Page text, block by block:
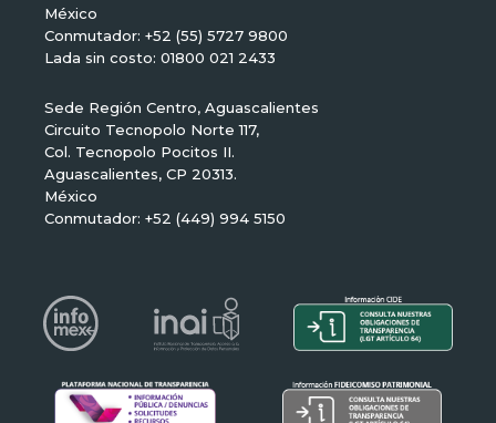
México
Conmutador: +52 (55) 5727 9800
Lada sin costo: 01800 021 2433
Sede Región Centro, Aguascalientes
Circuito Tecnopolo Norte 117,
Col. Tecnopolo Pocitos II.
Aguascalientes, CP 20313.
México
Conmutador: +52 (449) 994 5150